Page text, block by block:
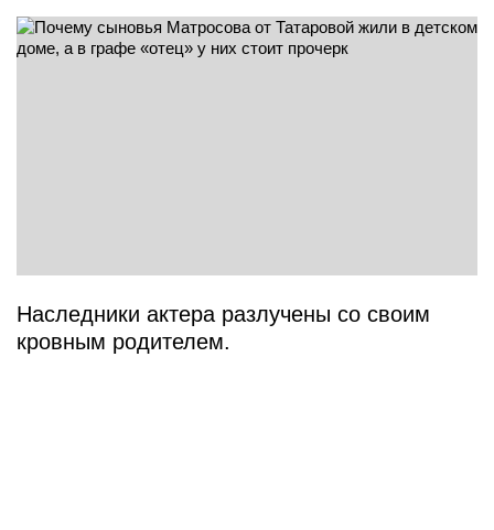
Наследники актера разлучены со своим
кровным родителем.